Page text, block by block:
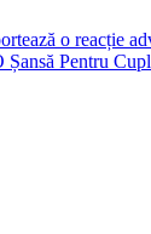
o reacție
Șansă Pentru